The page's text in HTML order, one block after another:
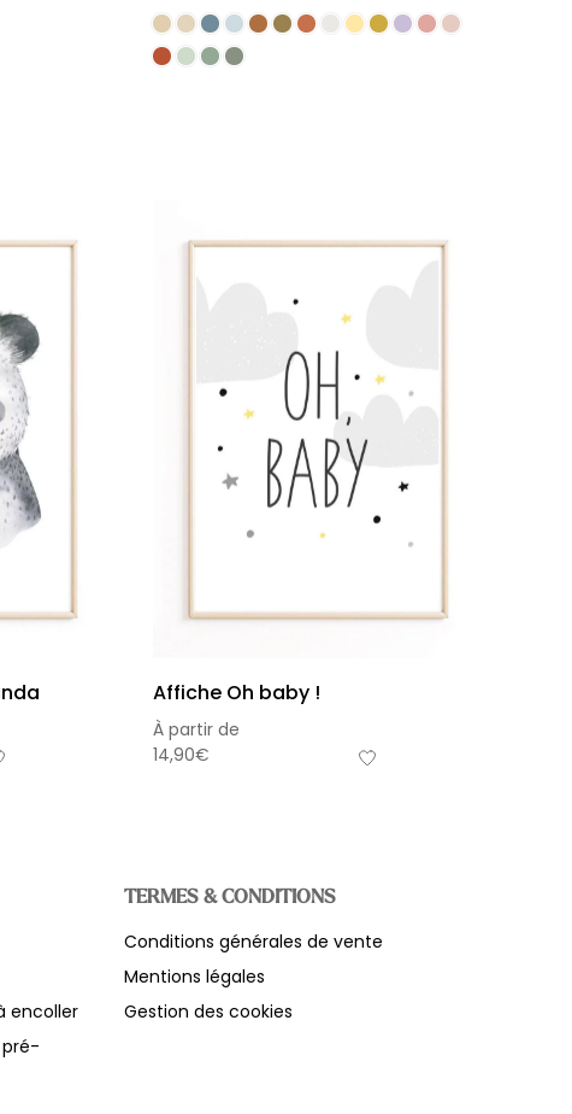
Affiche Oh baby !
À partir de
14,90€
encoller
pré-
TERMES & CONDITIONS
Conditions générales de vente
Mentions légales
Gestion des cookies